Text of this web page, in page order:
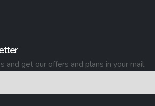
and get our offers and plans in your mail.